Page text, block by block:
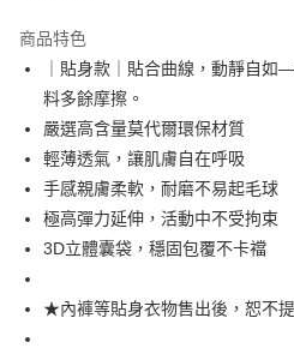
Apple Pay
ATM付款
運送方式
每筆NT$100，滿NT$888(含以上)免
付款後全家取貨
每筆NT$100，滿NT$888(含以上)免
商品特色
｜貼身款｜貼合曲線，動靜自
料多餘摩擦。
嚴選高含量莫代爾環保材質
輕薄透氣，讓肌膚自在呼吸
手感親膚柔軟，耐磨不易起毛球
極高彈力延伸，活動中不受拘束
3D立體囊袋，穩固包覆不卡襠
★內褲等貼身衣物售出後，恕不